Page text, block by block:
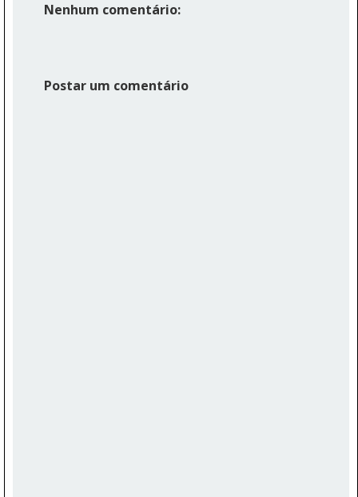
Nenhum comentário:
Postar um comentário